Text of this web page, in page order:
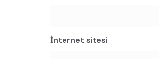
İnternet sitesi